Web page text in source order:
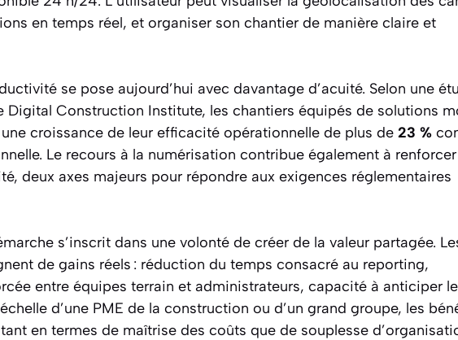
en temps réel, et organiser son chantier de manière claire et
se pose aujourd’hui avec davantage d’acuité. Selon une
Digital Construction Institute, les chantiers équipés de solutions
croissance de leur efficacité opérationnelle de plus de 23 %
Le recours à la numérisation contribue également à
deux axes majeurs pour répondre aux exigences réglementaires
s’inscrit dans une volonté de créer de la valeur partagée.
de gains réels : réduction du temps consacré au reporting,
entre équipes terrain et administrateurs, capacité à anticiper
d’une PME de la construction ou d’un grand groupe, les
en termes de maîtrise des coûts que de souplesse